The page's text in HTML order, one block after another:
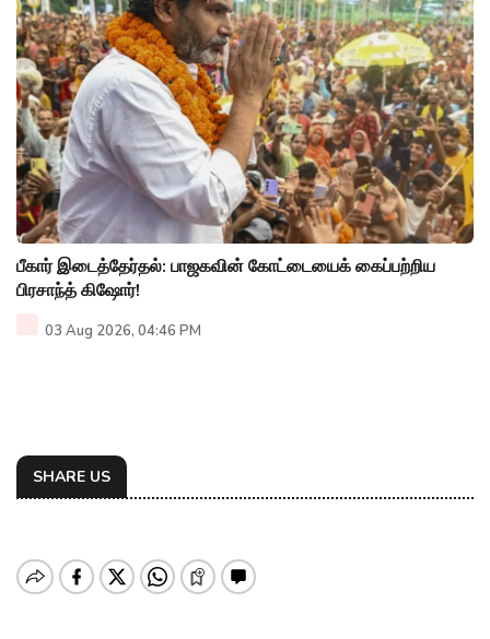
பீகார் இடைத்தேர்தல்: பாஜகவின் கோட்டையைக் கைப்பற்றிய
பிரசாந்த் கிஷோர்!
03 Aug 2026, 04:46 PM
SHARE US